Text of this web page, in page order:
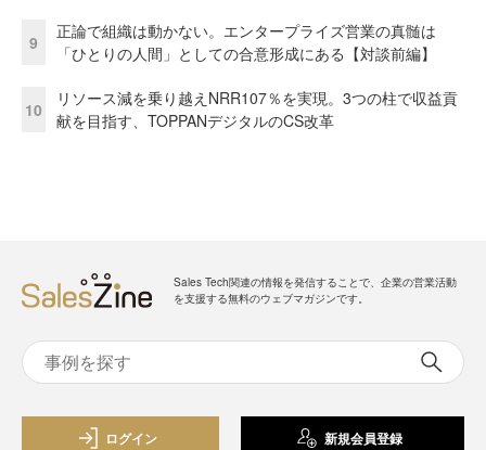
9
正論で組織は動かない。エンタープライズ営業の真髄は
「ひとりの人間」としての合意形成にある【対談前編】
10
リソース減を乗り越えNRR107％を実現。3つの柱で収益貢
献を目指す、TOPPANデジタルのCS改革
Sales Tech関連の情報を発信することで、企業の営業活動
を支援する無料のウェブマガジンです。
ログイン 新規会員登録